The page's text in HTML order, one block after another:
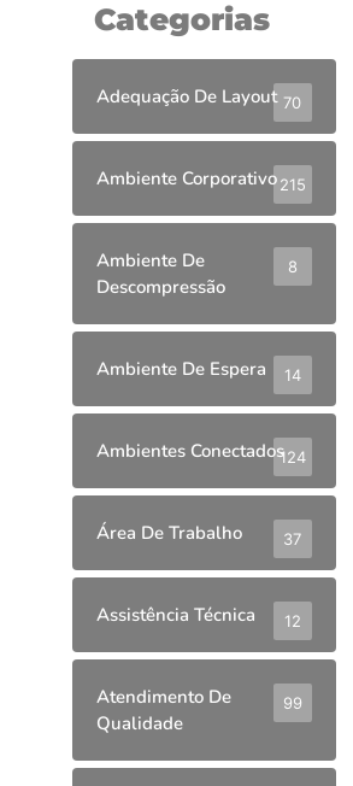
Categorias
Adequação De Layout 70
Ambiente Corporativo215
Ambiente De
Descompressão
8
Ambiente De Espera 14
Ambientes Conectados124
Área De Trabalho 37
Assistência Técnica 12
Atendimento De
Qualidade
99